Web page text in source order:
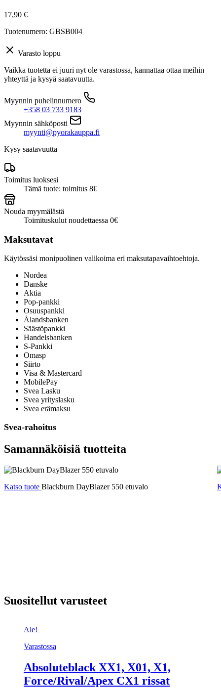
17,90 €
Tuotenumero: GBSB004
Varasto loppu
Vaikka tuotetta ei juuri nyt ole varastossa, kannattaa ottaa meihin
yhteyttä ja kysyä saatavuutta.
Myynnin puhelinnumero
+358 03 733 9183
Myynnin sähköposti
myynti@pyorakauppa.fi
Kysy saatavuutta
Toimitus luoksesi
Tämä tuote: toimitus 8€
Nouda myymälästä
Toimituskulut noudettaessa 0€
Maksutavat
Käytössäsi monipuolinen valikoima eri maksutapavaihtoehtoja.
Nordea
Danske
Aktia
Pop-pankki
Osuuspankki
Ålandsbanken
Säästöpankki
Handelsbanken
S-Pankki
Omasp
Siirto
Visa & Mastercard
MobilePay
Svea Lasku
Svea yrityslasku
Svea erämaksu
Svea-rahoitus
Samannäköisiä tuotteita
Katso tuote Blackburn DayBlazer 550 etuvalo
Suositellut varusteet
Ale!
Varastossa
Absoluteblack XX1, X01, X1,
Force/Rival/Apex CX1 rissat